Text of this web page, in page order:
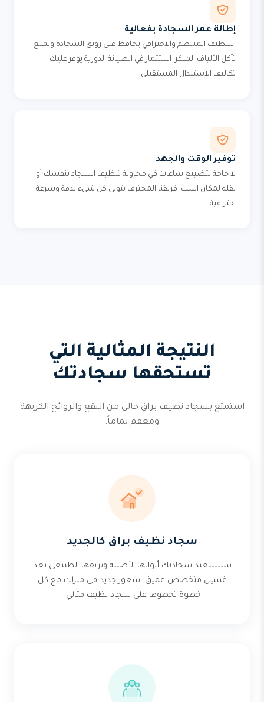
إطالة عمر السجادة بفعالية
التنظيف المنتظم والاحترافي يحافظ على رونق السجادة ويمنع
تآكل الألياف المبكر. استثمار في الصيانة الدورية يوفر عليك
تكاليف الاستبدال المستقبلي.
توفير الوقت والجهد
لا حاجة لتضييع ساعات في محاولة تنظيف السجاد بنفسك أو
نقله لمكان البيت. فريقنا المحترف يتولى كل شيء بدقة وسرعة
احترافية.
النتيجة المثالية التي
تستحقها سجادتك
استمتع بسجاد نظيف براق خالي من البقع والروائح الكريهة
ومعقم تماماً.
سجاد نظيف براق كالجديد
ستستعيد سجادتك ألوانها الأصلية وبريقها الطبيعي بعد
غسيل متخصص عميق. شعور جديد في منزلك مع كل
خطوة تخطوها على سجاد نظيف مثالي.